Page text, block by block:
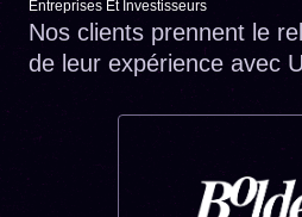
Entreprises Et Investisseurs
Nos clients prennent le
de leur expérience avec